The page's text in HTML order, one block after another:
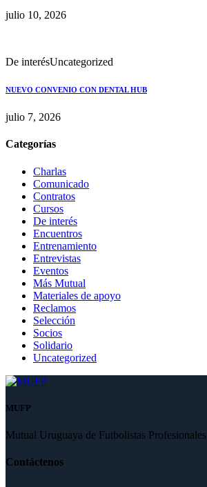
julio 10, 2026
De interésUncategorized
NUEVO CONVENIO CON DENTAL HUB
julio 7, 2026
Categorías
Charlas
Comunicado
Contratos
Cursos
De interés
Encuentros
Entrenamiento
Entrevistas
Eventos
Más Mutual
Materiales de apoyo
Reclamos
Selección
Socios
Solidario
Uncategorized
MUFP
Mutual Uruguaya de Futbolistas Profesionales
Contáctenos